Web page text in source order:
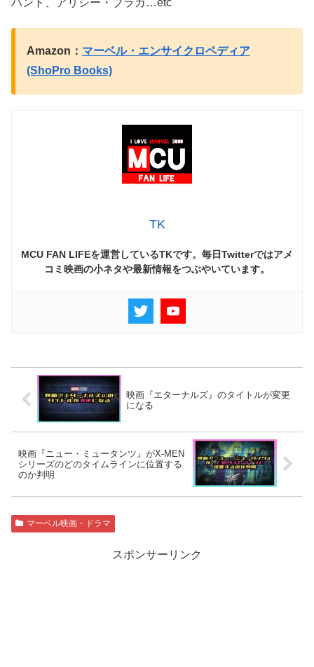
Amazon： マーベル・エンサイクロペディア
(ShoPro Books)
TK
MCU FAN LIFEを運営しているTKです。毎日Twitterではアメ
コミ映画の小ネタや最新情報をつぶやいています。
映画『エターナルズ』のタイトルが変更
になる
映画『ニュー・ミュータンツ』がX-MEN
シリーズのどのタイムラインに位置する
のか判明
マーベル映画・ドラマ
スポンサーリンク